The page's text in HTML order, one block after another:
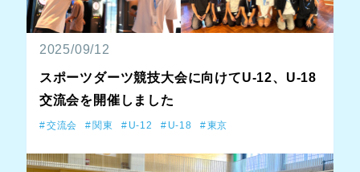
2025/09/12
スポーツダーツ競技大会に向けてU-12、U-18
交流会を開催しました
交流会 関東 U-12 U-18 東京